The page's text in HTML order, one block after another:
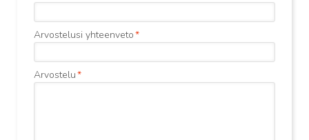
*
Arvostelusi yhteenveto
*
Arvostelu